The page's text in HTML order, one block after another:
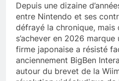
Depuis une dizaine
entre Nintendo et ses
défrayé la chronique, mais
s’achever en 2026
firme japonaise a résisté
anciennement BigBen
autour du brevet de la